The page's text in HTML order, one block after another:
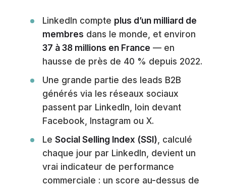
LinkedIn compte plus d’un milliard de
membres dans le monde, et environ
37 à 38 millions en France — en
hausse de près de 40 % depuis 2022.
Une grande partie des leads B2B
générés via les réseaux sociaux
passent par LinkedIn, loin devant
Facebook, Instagram ou X.
Le Social Selling Index (SSI), calculé
chaque jour par LinkedIn, devient un
vrai indicateur de performance
commerciale : un score au-dessus de